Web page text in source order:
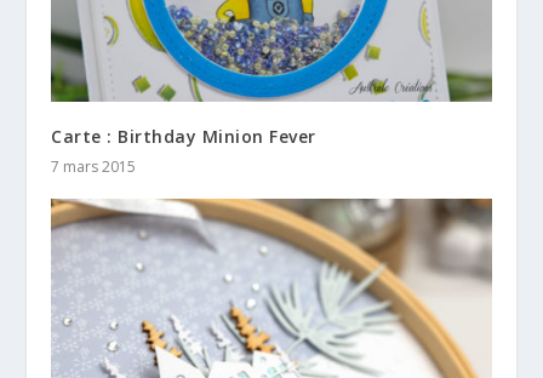
Carte : Birthday Minion Fever
7 mars 2015